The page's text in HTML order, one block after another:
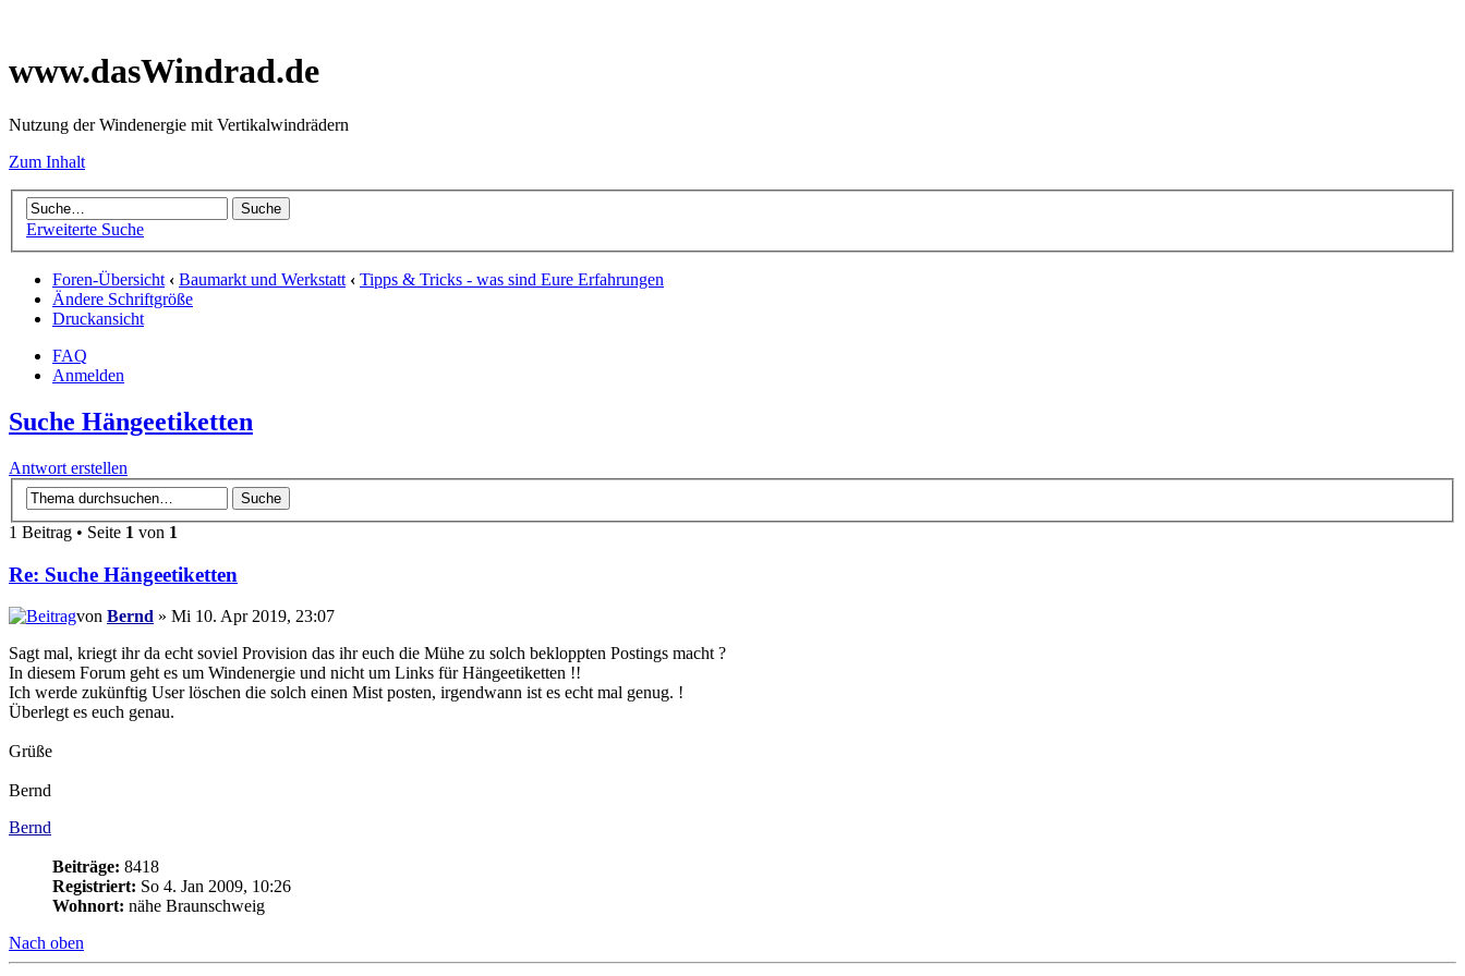
www.dasWindrad.de
Nutzung der Windenergie mit Vertikalwindrädern
Zum Inhalt
Erweiterte Suche
Foren-Übersicht ‹ Baumarkt und Werkstatt ‹ Tipps & Tricks - was sind Eure Erfahrungen
Ändere Schriftgröße
Druckansicht
FAQ
Anmelden
Suche Hängeetiketten
Antwort erstellen
1 Beitrag • Seite 1 von 1
Re: Suche Hängeetiketten
von Bernd » Mi 10. Apr 2019, 23:07
Sagt mal, kriegt ihr da echt soviel Provision das ihr euch die Mühe zu solch bekloppten Postings macht ?
In diesem Forum geht es um Windenergie und nicht um Links für Hängeetiketten !!
Ich werde zukünftig User löschen die solch einen Mist posten, irgendwann ist es echt mal genug. !
Überlegt es euch genau.
Grüße
Bernd
Bernd
Beiträge: 8418
Registriert: So 4. Jan 2009, 10:26
Wohnort: nähe Braunschweig
Nach oben